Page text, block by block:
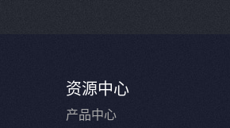
资源中心
产品中心